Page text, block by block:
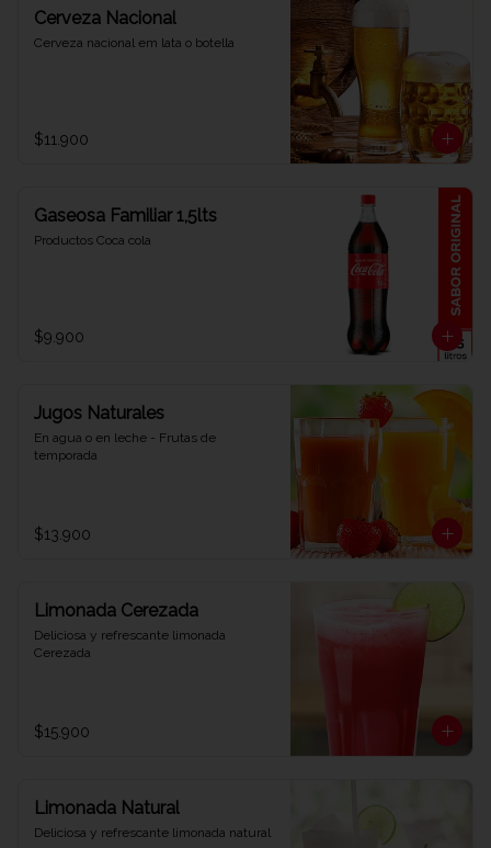
Cerveza Nacional
Cerveza nacional em lata o botella
$11.900
Gaseosa Familiar 1,5lts
Productos Coca cola
$9.900
Jugos Naturales
En agua o en leche - Frutas de
temporada
$13.900
Limonada Cerezada
Deliciosa y refrescante limonada
Cerezada
$15.900
Limonada Natural
Deliciosa y refrescante limonada natural